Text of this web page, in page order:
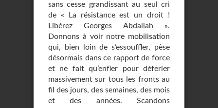
sans cesse grandissant au seul cri
de « La résistance est un droit !
Libérez Georges Abdallah ».
Donnons à voir notre mobilisation
qui, bien loin de s’essouffler, pèse
désormais dans ce rapport de force
et ne fait qu’enfler pour déferler
massivement sur tous les fronts au
fil des jours, des semaines, des mois
et des années. Scandons